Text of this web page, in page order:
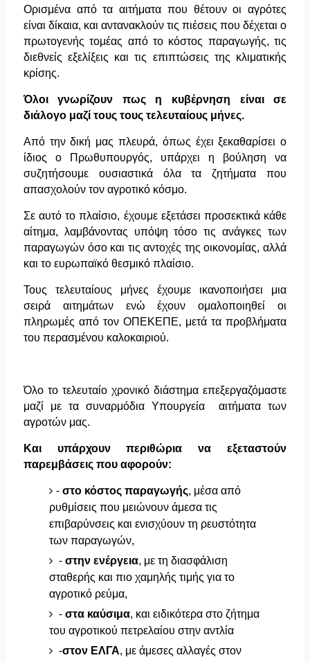
Ορισμένα από τα αιτήματα που θέτουν οι αγρότες
είναι δίκαια, και αντανακλούν τις πιέσεις που δέχεται ο
πρωτογενής τομέας από το κόστος παραγωγής, τις
διεθνείς εξελίξεις και τις επιπτώσεις της κλιματικής
κρίσης.
Όλοι γνωρίζουν πως η κυβέρνηση είναι σε
διάλογο μαζί τους τους τελευταίους μήνες.
Από την δική μας πλευρά, όπως έχει ξεκαθαρίσει ο
ίδιος ο Πρωθυπουργός, υπάρχει η βούληση να
συζητήσουμε ουσιαστικά όλα τα ζητήματα που
απασχολούν τον αγροτικό κόσμο.
Σε αυτό το πλαίσιο, έχουμε εξετάσει προσεκτικά κάθε
αίτημα, λαμβάνοντας υπόψη τόσο τις ανάγκες των
παραγωγών όσο και τις αντοχές της οικονομίας, αλλά
και το ευρωπαϊκό θεσμικό πλαίσιο.
Τους τελευταίους μήνες έχουμε ικανοποιήσει μια
σειρά αιτημάτων ενώ έχουν ομαλοποιηθεί οι
πληρωμές από τον ΟΠΕΚΕΠΕ, μετά τα προβλήματα
του περασμένου καλοκαιριού.
Όλο το τελευταίο χρονικό διάστημα επεξεργαζόμαστε
μαζί με τα συναρμόδια Υπουργεία αιτήματα των
αγροτών μας.
Και υπάρχουν περιθώρια να εξεταστούν
παρεμβάσεις που αφορούν:
-στο κόστος παραγωγής, μέσα από
ρυθμίσεις που μειώνουν άμεσα τις
επιβαρύνσεις και ενισχύουν τη ρευστότητα
των παραγωγών,
-στην ενέργεια, με τη διασφάλιση
σταθερής και πιο χαμηλής τιμής για το
αγροτικό ρεύμα,
-στα καύσιμα, και ειδικότερα στο ζήτημα
του αγροτικού πετρελαίου στην αντλία
-στον ΕΛΓΑ, με άμεσες αλλαγές στον